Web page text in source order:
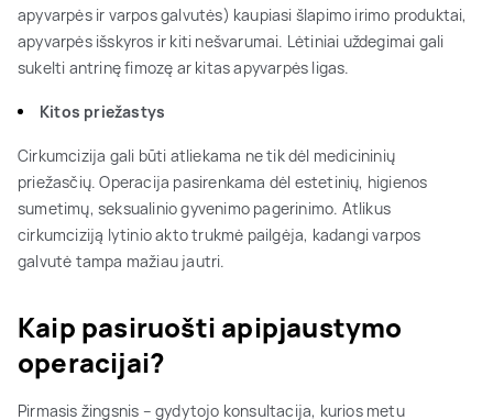
apyvarpės ir varpos galvutės) kaupiasi šlapimo irimo produktai,
apyvarpės išskyros ir kiti nešvarumai. Lėtiniai uždegimai gali
sukelti antrinę fimozę ar kitas apyvarpės ligas.
Kitos priežastys
Cirkumcizija gali būti atliekama ne tik dėl medicininių
priežasčių. Operacija pasirenkama dėl estetinių, higienos
sumetimų, seksualinio gyvenimo pagerinimo. Atlikus
cirkumciziją lytinio akto trukmė pailgėja, kadangi varpos
galvutė tampa mažiau jautri.
Kaip pasiruošti apipjaustymo
operacijai?
Pirmasis žingsnis – gydytojo konsultacija, kurios metu